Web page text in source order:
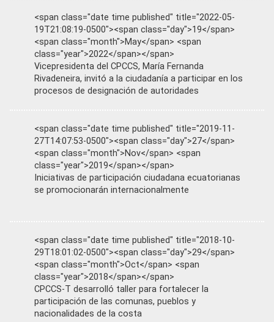
<span class="date time published" title="2022-05-
19T21:08:19-0500"><span class="day">19</span>
<span class="month">May</span> <span
class="year">2022</span></span>
Vicepresidenta del CPCCS, María Fernanda
Rivadeneira, invitó a la ciudadanía a participar en los
procesos de designación de autoridades
<span class="date time published" title="2019-11-
27T14:07:53-0500"><span class="day">27</span>
<span class="month">Nov</span> <span
class="year">2019</span></span>
Iniciativas de participación ciudadana ecuatorianas
se promocionarán internacionalmente
<span class="date time published" title="2018-10-
29T18:01:02-0500"><span class="day">29</span>
<span class="month">Oct</span> <span
class="year">2018</span></span>
CPCCS-T desarrolló taller para fortalecer la
participación de las comunas, pueblos y
nacionalidades de la costa